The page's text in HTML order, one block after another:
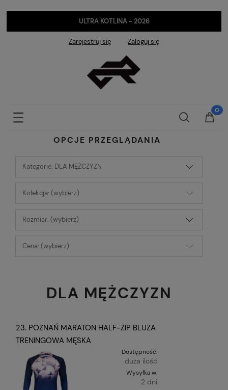
ULTRA KOTLINA - 2026
Zarejestruj się Zaloguj się
OPCJE PRZEGLĄDANIA
Kategorie: DLA MĘŻCZYZN
Kolekcja: (wybierz)
Rozmiar: (wybierz)
Cena: (wybierz)
DLA MĘŻCZYZN
23. POZNAŃ MARATON HALF-ZIP BLUZA
TRENINGOWA MĘSKA
Dostępność:
duża ilość
Wysyłka w:
2 dni